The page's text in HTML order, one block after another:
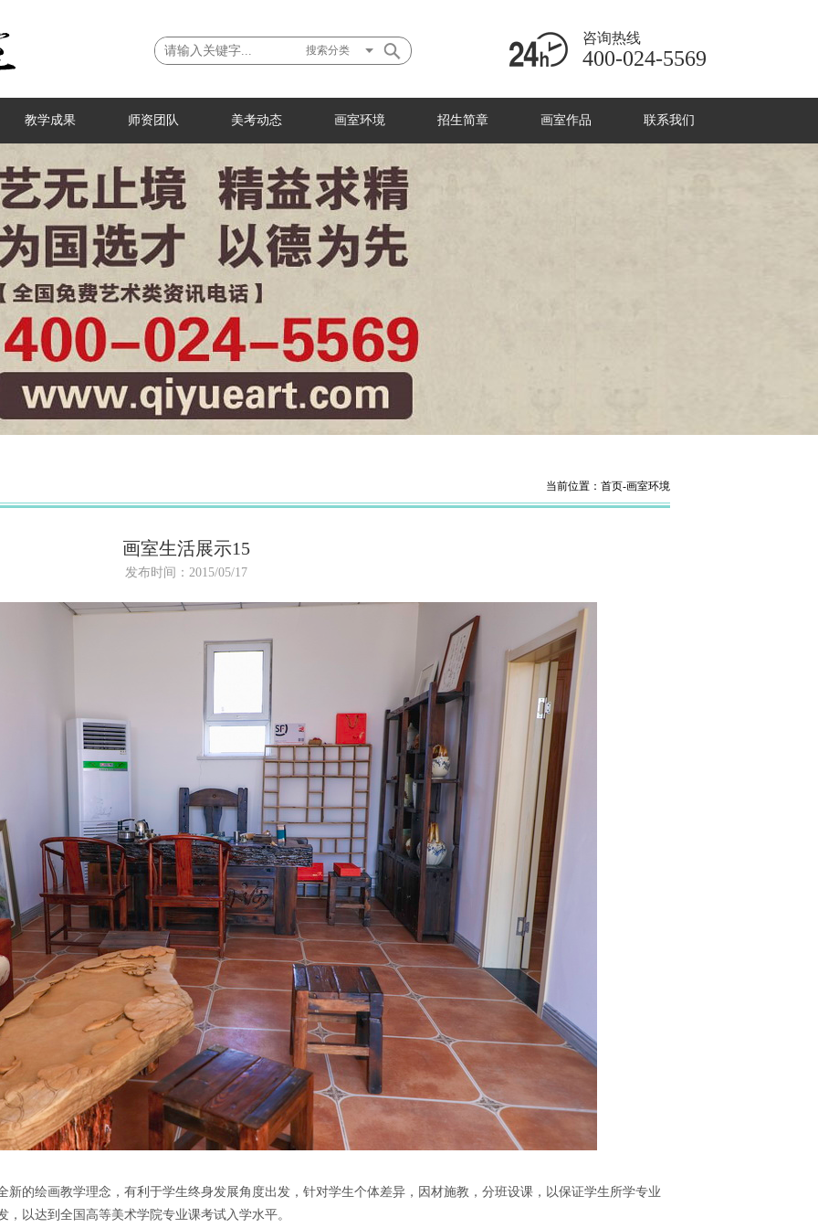
搜索分类
咨询热线
400-024-5569
教学成果 师资团队 美考动态 画室环境 招生简章 画室作品 联系我们
当前位置： 首页-画室环境
画室生活展示15
发布时间：2015/05/17
绘画教学理念，有利于学生终身发展角度出发，针对学生个体差异，因材施教，分班设课，以保证学生所学专业
以达到全国高等美术学院专业课考试入学水平。